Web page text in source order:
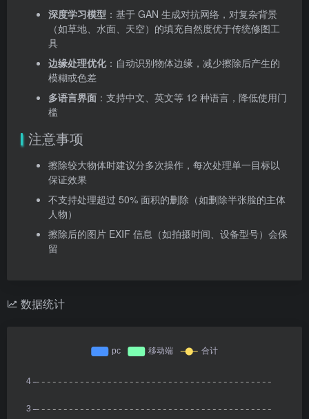
深度学习模型 ：基于 GAN 生成对抗网络，对复杂背景
（如草地、水面、天空）的填充自然度优于传统修图工
具
边缘处理优化：自动识别物体边缘，减少擦除后产生的
模糊或色差
多语言界面 ：支持中文、英文等 12 种语言，降低使用门
槛
注意事项
擦除较大物体时建议分多次操作，每次处理单一目标以
保证效果
不支持处理超过 50% 面积的删除（如删除半张脸的主体
人物）
擦除后的图片 EXIF 信息（如拍摄时间、设备型号）会保
留
数据统计